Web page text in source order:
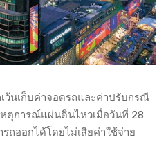
ว้นเก็บค่าจอดรถและค่าปรับกรณี
ตุการณ์แผ่นดินไหวเมื่อวันที่ 28
ถออกได้โดยไม่เสียค่าใช้จ่าย